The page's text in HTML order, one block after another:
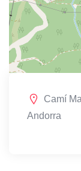
Camí
Andorra